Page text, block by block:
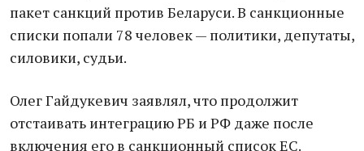
пакет санкций против Беларуси. В санкционные
списки попали 78 человек — политики, депутаты,
силовики, судьи.
Олег Гайдукевич заявлял, что продолжит
отстаивать интеграцию РБ и РФ даже после
включения его в санкционный список ЕС.